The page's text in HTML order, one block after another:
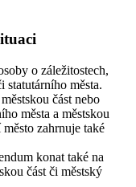
o záležitostech,
statutárního města.
část nebo
města a městskou
zahrnuje také
konat také na
část či městský